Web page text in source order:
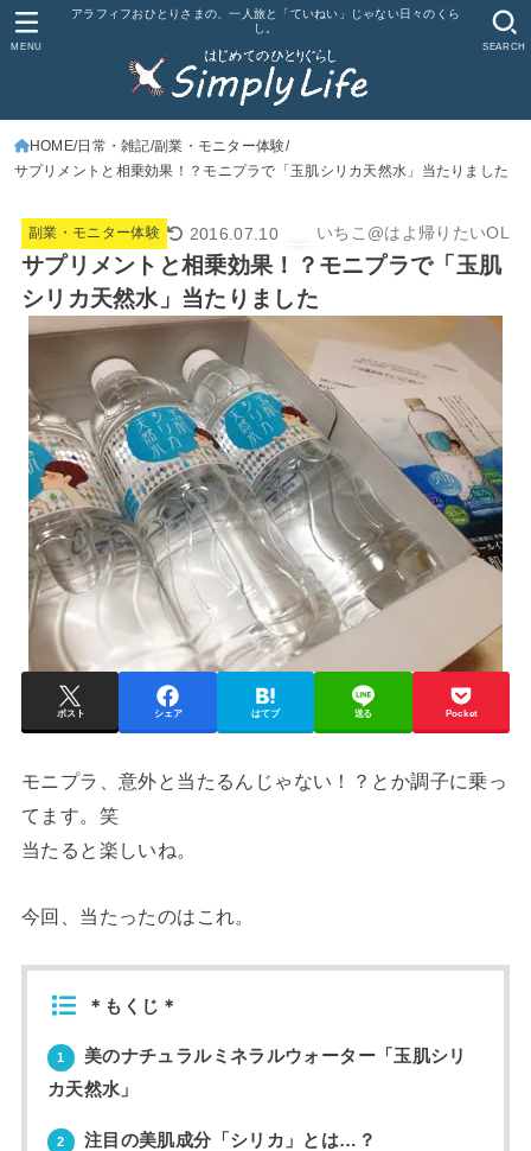
アラフィフおひとりさまの、一人旅と「ていねい」じゃない日々のくら
し。
SEARCH
MENU
HOME 日常・雑記 副業・モニター体験
サプリメントと相乗効果！？モニプラで「玉肌シリカ天然水」当たりました
副業・モニター体験 2016.07.10 いちこ@はよ帰りたいOL
サプリメントと相乗効果！？モニプラで「玉肌
シリカ天然水」当たりました
ポスト シェア はてブ 送る Pocket
モニプラ、意外と当たるんじゃない！？とか調子に乗っ
てます。笑
当たると楽しいね。
今回、当たったのはこれ。
＊もくじ＊
1
美のナチュラルミネラルウォーター「玉肌シリ
カ天然水」
2 注目の美肌成分「シリカ」とは…？